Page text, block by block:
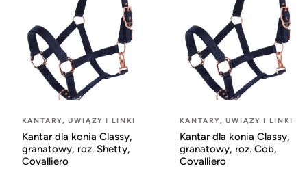
KANTARY, UWIĄZY I LINKI
Kantar dla konia Classy,
granatowy, roz. Shetty,
Covalliero
KANTARY, UWIĄZY I LINKI
Kantar dla konia Classy,
granatowy, roz. Cob,
Covalliero